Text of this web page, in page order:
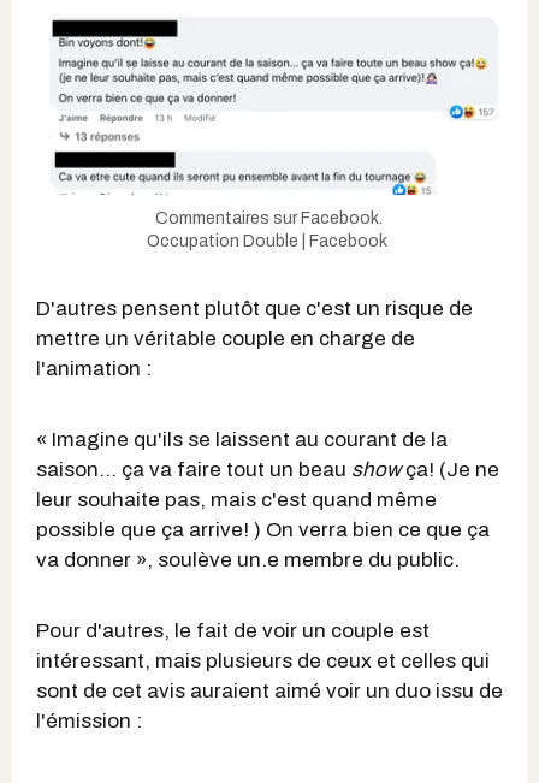
Commentaires sur Facebook.
Occupation Double | Facebook
D'autres pensent plutôt que c'est un risque de
mettre un véritable couple en charge de
l'animation :
« Imagine qu'ils se laissent au courant de la
saison... ça va faire tout un beau showça! (Je ne
leur souhaite pas, mais c'est quand même
possible que ça arrive! ) On verra bien ce que ça
va donner », soulève un.e membre du public.
Pour d'autres, le fait de voir un couple est
intéressant, mais plusieurs de ceux et celles qui
sont de cet avis auraient aimé voir un duo issu de
l'émission :